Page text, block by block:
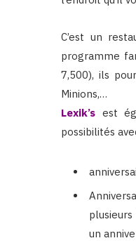
C’est un
programme
7,500), ils
Minions,…
Lexik’s est
possibilités
un